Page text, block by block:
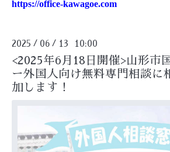
https://office-kawagoe.com
2025 / 06 / 13 10:00
<2025年6月18日開催>山形市
ー外国人向け無料専門相談に
加します！